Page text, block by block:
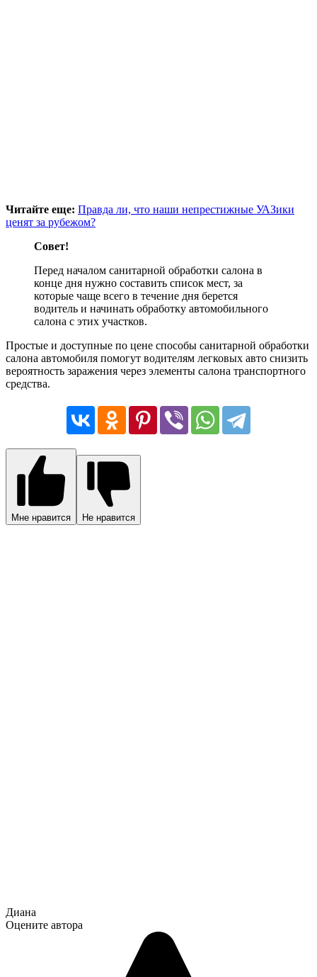
Читайте еще: Правда ли, что наши непрестижные УАЗики
ценят за рубежом?
Совет!
Перед началом санитарной обработки салона в
конце дня нужно составить список мест, за
которые чаще всего в течение дня берется
водитель и начинать обработку автомобильного
салона с этих участков.
Простые и доступные по цене способы санитарной обработки
салона автомобиля помогут водителям легковых авто снизить
вероятность заражения через элементы салона транспортного
средства.
Мне нравится Не нравится
Диана
Оцените автора